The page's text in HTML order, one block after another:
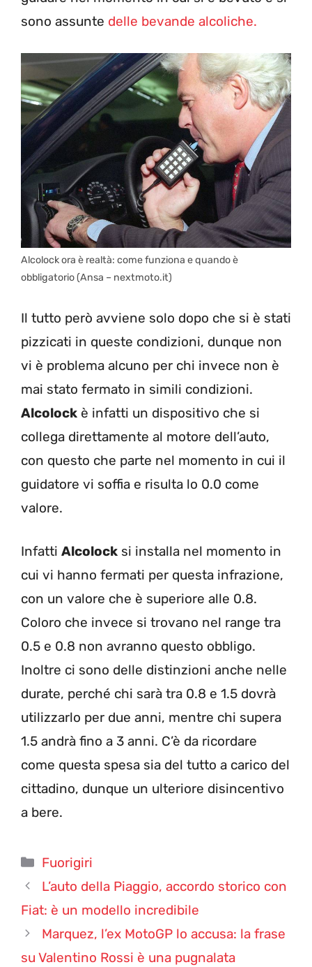
sono assunte delle bevande alcoliche.
Alcolock ora è realtà: come funziona e quando è
obbligatorio (Ansa – nextmoto.it)
Il tutto però avviene solo dopo che si è stati
pizzicati in queste condizioni, dunque non
vi è problema alcuno per chi invece non è
mai stato fermato in simili condizioni.
Alcolock è infatti un dispositivo che si
collega direttamente al motore dell’auto,
con questo che parte nel momento in cui il
guidatore vi soffia e risulta lo 0.0 come
valore.
Infatti Alcolock si installa nel momento in
cui vi hanno fermati per questa infrazione,
con un valore che è superiore alle 0.8.
Coloro che invece si trovano nel range tra
0.5 e 0.8 non avranno questo obbligo.
Inoltre ci sono delle distinzioni anche nelle
durate, perché chi sarà tra 0.8 e 1.5 dovrà
utilizzarlo per due anni, mentre chi supera
1.5 andrà fino a 3 anni. C’è da ricordare
come questa spesa sia del tutto a carico del
cittadino, dunque un ulteriore disincentivo
a bere.
Categorie
Fuorigiri
L’auto della Piaggio, accordo storico con
Fiat: è un modello incredibile
Marquez, l’ex MotoGP lo accusa: la frase
su Valentino Rossi è una pugnalata